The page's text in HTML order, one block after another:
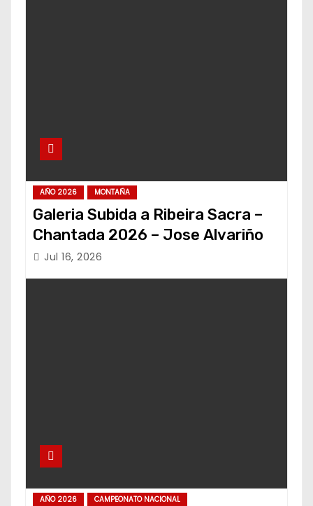
AÑO 2026 MONTAÑA
Galeria Subida a Ribeira Sacra –
Chantada 2026 – Jose Alvariño
Jul 16, 2026
AÑO 2026 CAMPEONATO NACIONAL